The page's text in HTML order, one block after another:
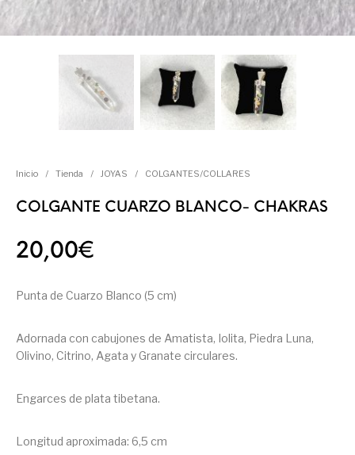
Inicio / Tienda / JOYAS / COLGANTES/COLLARES
COLGANTE CUARZO BLANCO- CHAKRAS
20,00€
Punta de Cuarzo Blanco (5 cm)
Adornada con cabujones de Amatista, Iolita, Piedra Luna,
Olivino, Citrino, Agata y Granate circulares.
Engarces de plata tibetana.
Longitud aproximada: 6,5 cm